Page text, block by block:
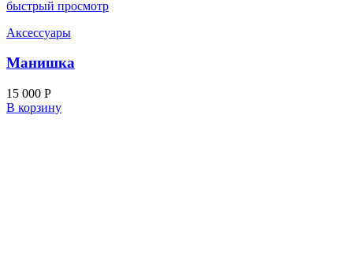
быстрый просмотр
Аксессуары
Манишка
15 000 Р
В корзину